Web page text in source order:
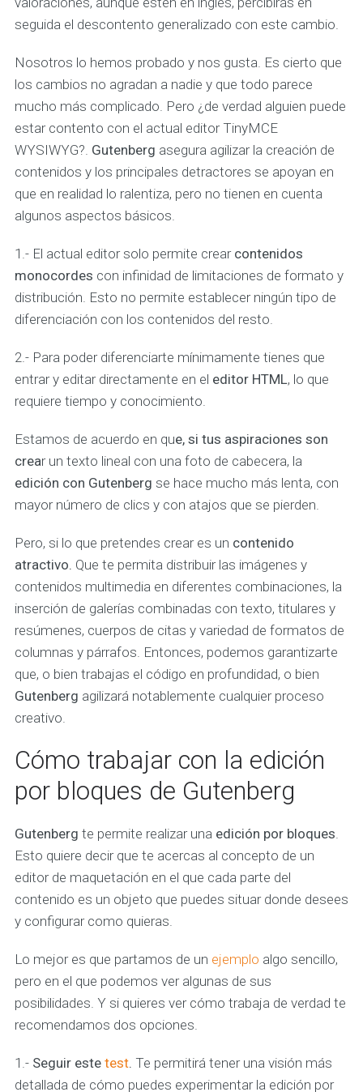
seguida el descontento generalizado con este cambio.
Nosotros lo hemos probado y nos gusta. Es cierto que
los cambios no agradan a nadie y que todo parece
mucho más complicado. Pero ¿de verdad alguien puede
estar contento con el actual editor TinyMCE
WYSIWYG?. Gutenberg asegura agilizar la creación de
contenidos y los principales detractores se apoyan en
que en realidad lo ralentiza, pero no tienen en cuenta
algunos aspectos básicos.
1.- El actual editor solo permite crear contenidos
monocordes con infinidad de limitaciones de formato y
distribución. Esto no permite establecer ningún tipo de
diferenciación con los contenidos del resto.
2.- Para poder diferenciarte mínimamente tienes que
entrar y editar directamente en el editor HTML, lo que
requiere tiempo y conocimiento.
Estamos de acuerdo en que, si tus aspiraciones son
crear un texto lineal con una foto de cabecera, la
edición con Gutenberg se hace mucho más lenta, con
mayor número de clics y con atajos que se pierden.
Pero, si lo que pretendes crear es un contenido
atractivo. Que te permita distribuir las imágenes y
contenidos multimedia en diferentes combinaciones, la
inserción de galerías combinadas con texto, titulares y
resúmenes, cuerpos de citas y variedad de formatos de
columnas y párrafos. Entonces, podemos garantizarte
que, o bien trabajas el código en profundidad, o bien
Gutenberg agilizará notablemente cualquier proceso
creativo.
Cómo trabajar con la edición
por bloques de Gutenberg
Gutenberg te permite realizar una edición por bloques
Esto quiere decir que te acercas al concepto de un
editor de maquetación en el que cada parte del
contenido es un objeto que puedes situar donde desees
y configurar como quieras.
Lo mejor es que partamos de un ejemplo algo sencillo,
pero en el que podemos ver algunas de sus
posibilidades. Y si quieres ver cómo trabaja de verdad te
recomendamos dos opciones.
1.- Seguir este test. Te permitirá tener una visión más
detallada de cómo puedes experimentar la edición por